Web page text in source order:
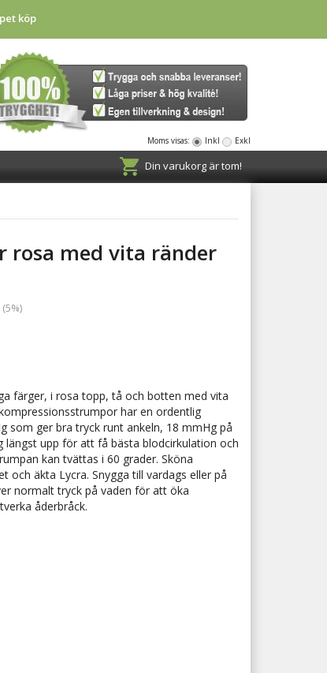
köp
Moms visas: Inkl Exkl
Din varukorg är tom!
rosa med vita ränder
färger, i rosa topp, tå och botten med vita
har en ordentlig
som ger bra tryck runt ankeln, 18 mmHg på
längst upp för att få bästa blodcirkulation och
kan tvättas i 60 grader. Sköna
och äkta Lycra. Snygga till vardags eller på
normalt tryck på vaden för att öka
åderbråck.